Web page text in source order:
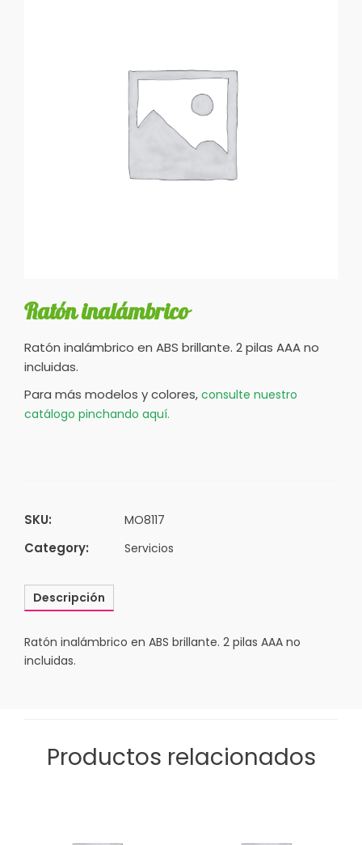
Ratón inalámbrico
Ratón inalámbrico en ABS brillante. 2 pilas AAA no
incluidas.
Para más modelos y colores, consulte nuestro
catálogo pinchando aquí.
SKU: MO8117
Category: Servicios
Descripción
Ratón inalámbrico en ABS brillante. 2 pilas AAA no
incluidas.
Productos relacionados